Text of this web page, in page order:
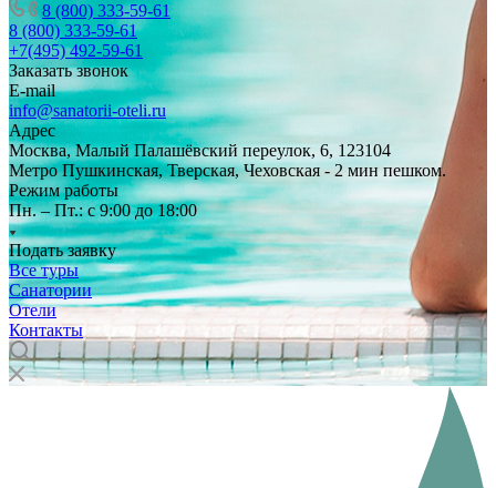
8 (800) 333-59-61
8 (800) 333-59-61
+7(495) 492-59-61
Заказать звонок
E-mail
info@sanatorii-oteli.ru
Адрес
Москва, Малый Палашёвский переулок, 6, 123104
Метро Пушкинская, Тверская, Чеховская - 2 мин пешком.
Режим работы
Пн. – Пт.: с 9:00 до 18:00
Подать заявку
Все туры
Санатории
Отели
Контакты